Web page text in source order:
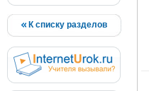
К списку разделов